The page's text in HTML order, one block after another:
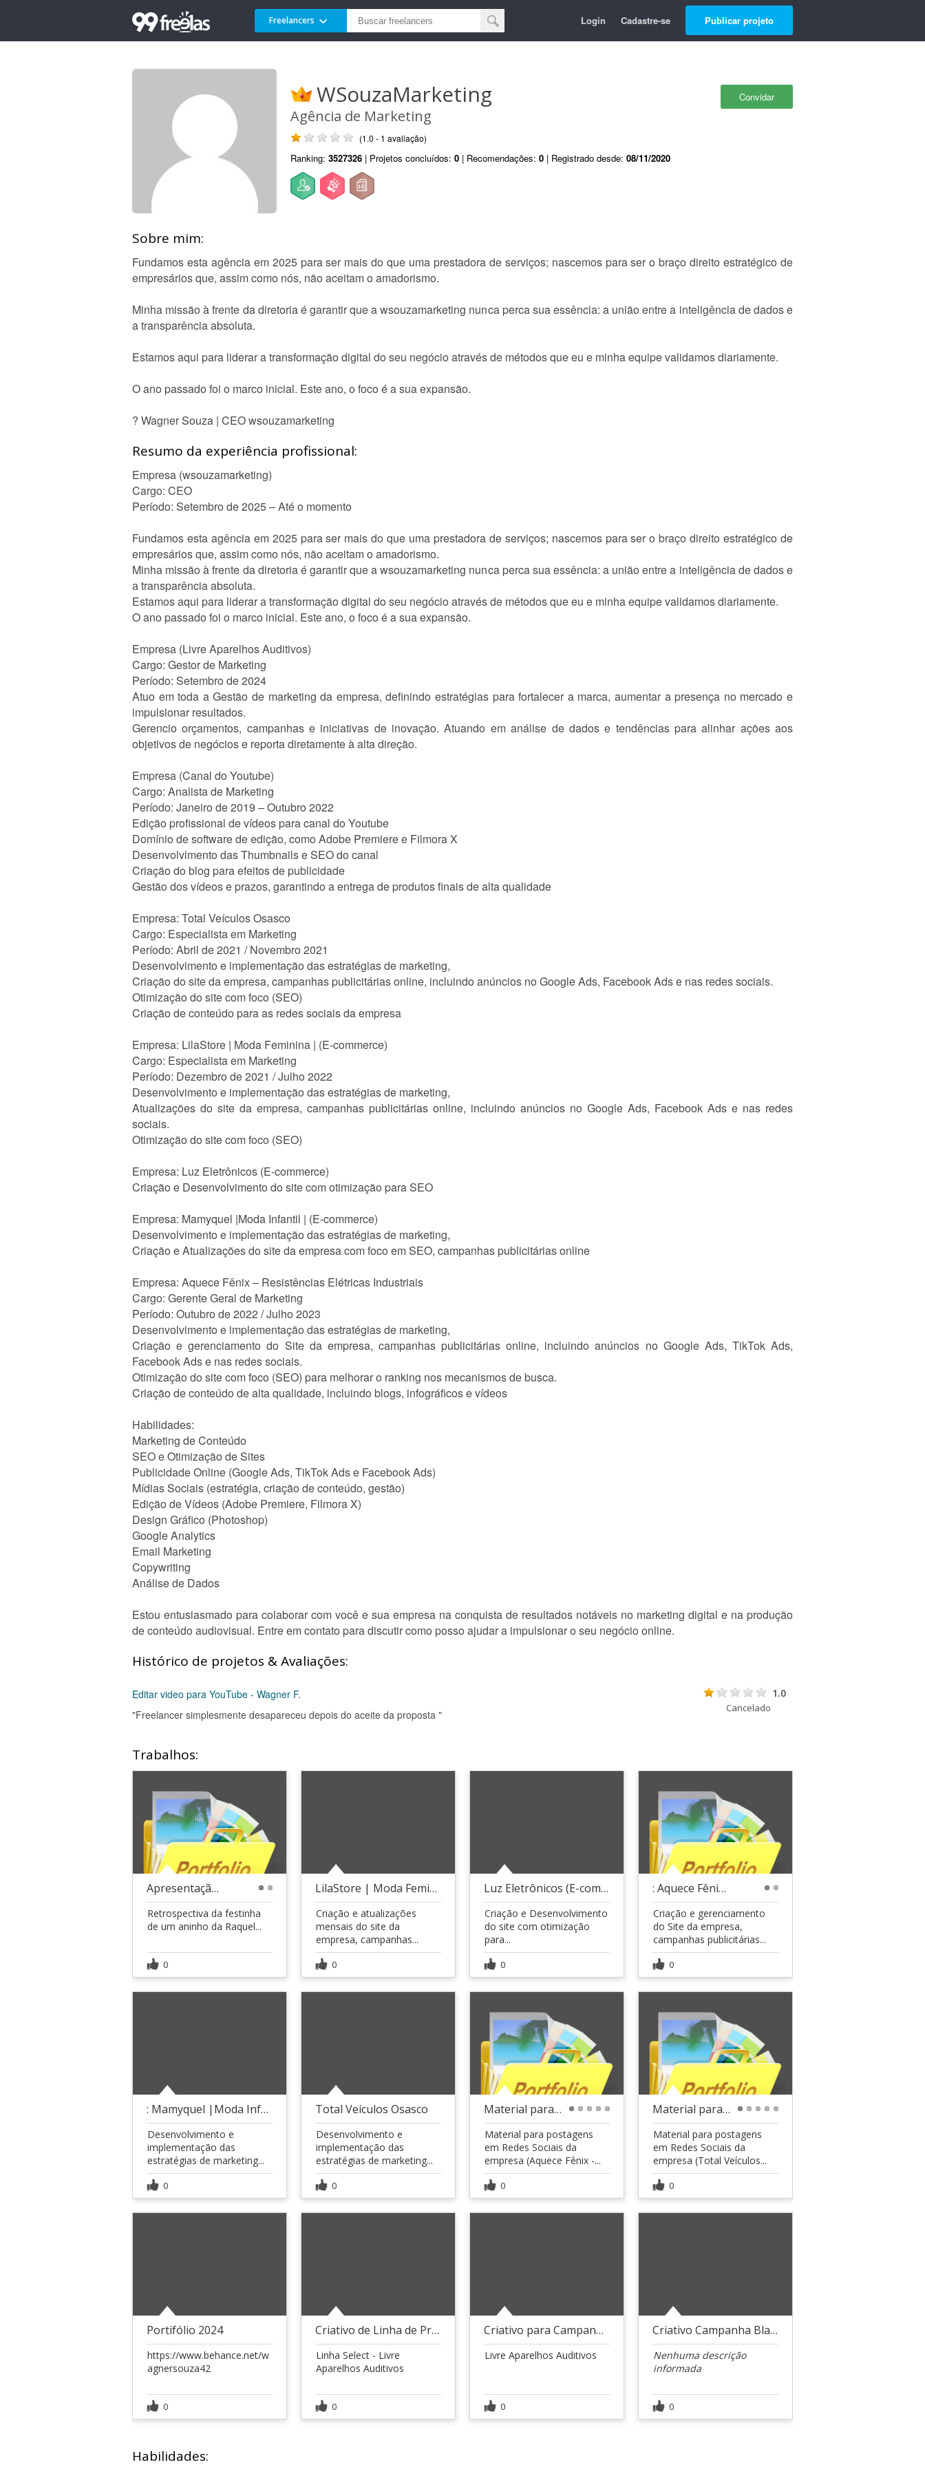
Freelancers Login Cadastre-se Publicar projeto
Convidar
WSouzaMarketing
Agência de Marketing
(1.0 - 1 avaliação)
Ranking: 3527326 | Projetos concluídos: 0 | Recomendações: 0 | Registrado desde: 08/11/2020
Sobre mim:
Fundamos esta agência em 2025 para ser mais do que uma prestadora de serviços; nascemos para ser o braço direito estratégico de
empresários que, assim como nós, não aceitam o amadorismo.
Minha missão à frente da diretoria é garantir que a wsouzamarketing nunca perca sua essência: a união entre a inteligência de dados e
a transparência absoluta.
Estamos aqui para liderar a transformação digital do seu negócio através de métodos que eu e minha equipe validamos diariamente.
O ano passado foi o marco inicial. Este ano, o foco é a sua expansão.
? Wagner Souza | CEO wsouzamarketing
Resumo da experiência profissional:
Empresa (wsouzamarketing)
Cargo: CEO
Período: Setembro de 2025 – Até o momento
Fundamos esta agência em 2025 para ser mais do que uma prestadora de serviços; nascemos para ser o braço direito estratégico de
empresários que, assim como nós, não aceitam o amadorismo.
Minha missão à frente da diretoria é garantir que a wsouzamarketing nunca perca sua essência: a união entre a inteligência de dados e
a transparência absoluta.
Estamos aqui para liderar a transformação digital do seu negócio através de métodos que eu e minha equipe validamos diariamente.
O ano passado foi o marco inicial. Este ano, o foco é a sua expansão.
Empresa (Livre Aparelhos Auditivos)
Cargo: Gestor de Marketing
Período: Setembro de 2024
Atuo em toda a Gestão de marketing da empresa, definindo estratégias para fortalecer a marca, aumentar a presença no mercado e
impulsionar resultados.
Gerencio orçamentos, campanhas e iniciativas de inovação. Atuando em análise de dados e tendências para alinhar ações aos
objetivos de negócios e reporta diretamente à alta direção.
Empresa (Canal do Youtube)
Cargo: Analista de Marketing
Período: Janeiro de 2019 – Outubro 2022
Edição profissional de vídeos para canal do Youtube
Domínio de software de edição, como Adobe Premiere e Filmora X
Desenvolvimento das Thumbnails e SEO do canal
Criação do blog para efeitos de publicidade
Gestão dos vídeos e prazos, garantindo a entrega de produtos finais de alta qualidade
Empresa: Total Veículos Osasco
Cargo: Especialista em Marketing
Período: Abril de 2021 / Novembro 2021
Desenvolvimento e implementação das estratégias de marketing,
Criação do site da empresa, campanhas publicitárias online, incluindo anúncios no Google Ads, Facebook Ads e nas redes sociais.
Otimização do site com foco (SEO)
Criação de conteúdo para as redes sociais da empresa
Empresa: LilaStore | Moda Feminina | (E-commerce)
Cargo: Especialista em Marketing
Período: Dezembro de 2021 / Julho 2022
Desenvolvimento e implementação das estratégias de marketing,
Atualizações do site da empresa, campanhas publicitárias online, incluindo anúncios no Google Ads, Facebook Ads e nas redes
sociais.
Otimização do site com foco (SEO)
Empresa: Luz Eletrônicos (E-commerce)
Criação e Desenvolvimento do site com otimização para SEO
Empresa: Mamyquel |Moda Infantil | (E-commerce)
Desenvolvimento e implementação das estratégias de marketing,
Criação e Atualizações do site da empresa com foco em SEO, campanhas publicitárias online
Empresa: Aquece Fênix – Resistências Elétricas Industriais
Cargo: Gerente Geral de Marketing
Período: Outubro de 2022 / Julho 2023
Desenvolvimento e implementação das estratégias de marketing,
Criação e gerenciamento do Site da empresa, campanhas publicitárias online, incluindo anúncios no Google Ads, TikTok Ads,
Facebook Ads e nas redes sociais.
Otimização do site com foco (SEO) para melhorar o ranking nos mecanismos de busca.
Criação de conteúdo de alta qualidade, incluindo blogs, infográficos e vídeos
Habilidades:
Marketing de Conteúdo
SEO e Otimização de Sites
Publicidade Online (Google Ads, TikTok Ads e Facebook Ads)
Mídias Sociais (estratégia, criação de conteúdo, gestão)
Edição de Vídeos (Adobe Premiere, Filmora X)
Design Gráfico (Photoshop)
Google Analytics
Email Marketing
Copywriting
Análise de Dados
Estou entusiasmado para colaborar com você e sua empresa na conquista de resultados notáveis no marketing digital e na produção
de conteúdo audiovisual. Entre em contato para discutir como posso ajudar a impulsionar o seu negócio online.
Histórico de projetos & Avaliações:
Editar video para YouTube - Wagner F.
"Freelancer simplesmente desapareceu depois do aceite da proposta "
1.0
Cancelado
Trabalhos:
Apresentação Retrospectiva Raquel
Retrospectiva da festinha
de um aninho da Raquel...
0
LilaStore | Moda Feminina | (E-commerce)
Criação e atualizações
mensais do site da
empresa, campanhas...
0
Luz Eletrônicos (E-commerce)
Criação e Desenvolvimento
do site com otimização
para...
0
: Aquece Fênix  Resistências Elétricas Industriai
Criação e gerenciamento
do Site da empresa,
campanhas publicitárias...
0
: Mamyquel |Moda Infantil | (E-commerce)
Desenvolvimento e
implementação das
estratégias de marketing...
0
Total Veículos Osasco
Desenvolvimento e
implementação das
estratégias de marketing...
0
Material para Rede Social (Aquece Fênix)
Material para postagens
em Redes Sociais da
empresa (Aquece Fênix -...
0
Material para Rede Social (Total Veículos Osasco)
Material para postagens
em Redes Sociais da
empresa (Total Veículos...
0
Portifólio 2024
https://www.behance.net/w
agnersouza42
0
Criativo de Linha de Produtos
Linha Select - Livre
Aparelhos Auditivos
0
Criativo para Campanha Meta Ads
Livre Aparelhos Auditivos
0
Criativo Campanha Black Friday
Nenhuma descrição
informada
0
Habilidades: